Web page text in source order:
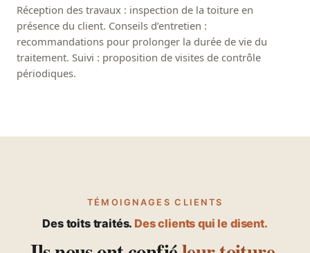
Réception des travaux : inspection de la toiture en
présence du client. Conseils d’entretien :
recommandations pour prolonger la durée de vie du
traitement. Suivi : proposition de visites de contrôle
périodiques.
TÉMOIGNAGES CLIENTS
Des toits traités. Des clients qui le disent.